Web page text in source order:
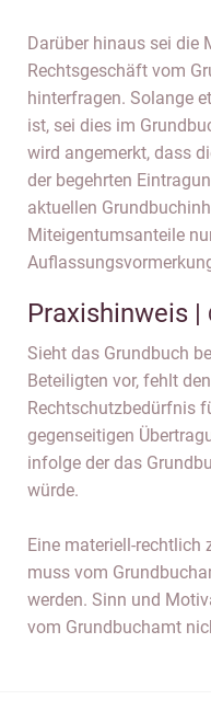
Darüber hinaus sei die
Rechtsgeschäft vom
hinterfragen. Solange
ist, sei dies im
wird angemerkt, dass
der begehrten
aktuellen
Miteigentumsanteile
Praxishinweis |
Sieht das Grundbuch
Beteiligten vor, fehlt
Rechtschutzbedürfnis
gegenseitigen
infolge der das
würde.
Eine materiell-rechtlich
muss vom
werden. Sinn und
vom Grundbuchamt